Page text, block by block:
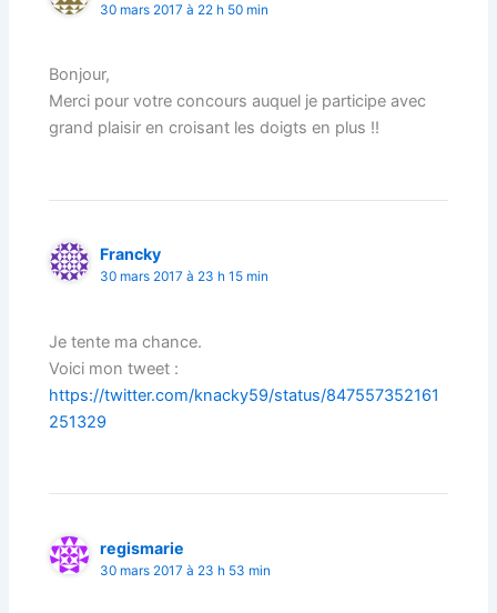
30 mars 2017 à 22 h 50 min
Bonjour,
Merci pour votre concours auquel je participe avec
grand plaisir en croisant les doigts en plus !!
Francky
30 mars 2017 à 23 h 15 min
Je tente ma chance.
Voici mon tweet :
https://twitter.com/knacky59/status/847557352161
251329
regismarie
30 mars 2017 à 23 h 53 min